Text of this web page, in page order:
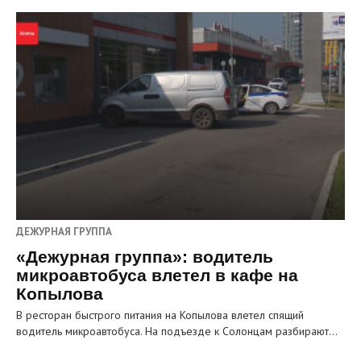
ДЕЖУРНАЯ ГРУППА
«Дежурная группа»: водитель
микроавтобуса влетел в кафе на
Копылова
В ресторан быстрого питания на Копылова влетел спящий
водитель микроавтобуса. На подъезде к Солонцам разбирают…